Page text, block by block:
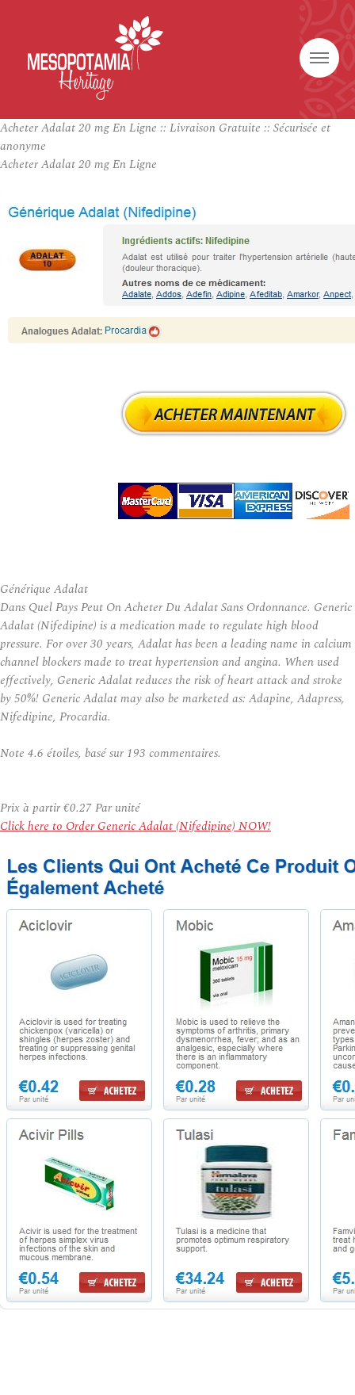
Acheter Adalat 20 mg En Ligne :: Livraison Gratuite :: Sécurisée et
anonyme
Acheter Adalat 20 mg En Ligne
Générique Adalat
Dans Quel Pays Peut On Acheter Du Adalat Sans Ordonnance. Generic
Adalat (Nifedipine) is a medication made to regulate high blood
pressure. For over 30 years, Adalat has been a leading name in calcium
channel blockers made to treat hypertension and angina. When used
effectively, Generic Adalat reduces the risk of heart attack and stroke
by 50%! Generic Adalat may also be marketed as: Adapine, Adapress,
Nifedipine, Procardia.
Note 4.6 étoiles, basé sur 193 commentaires.
Prix à partir€0.27Par unité
Click here to Order Generic Adalat (Nifedipine) NOW!